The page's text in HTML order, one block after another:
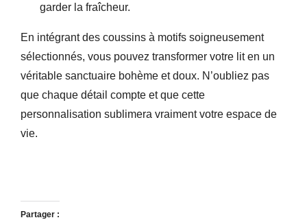
garder la fraîcheur.
En intégrant des coussins à motifs soigneusement
sélectionnés, vous pouvez transformer votre lit en un
véritable sanctuaire bohème et doux. N’oubliez pas
que chaque détail compte et que cette
personnalisation sublimera vraiment votre espace de
vie.
Partager :